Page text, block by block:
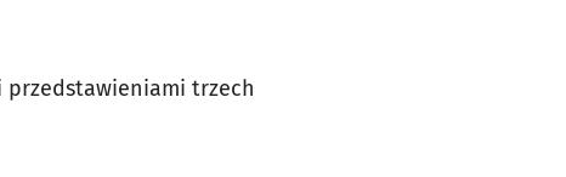
przedstawieniami trzech